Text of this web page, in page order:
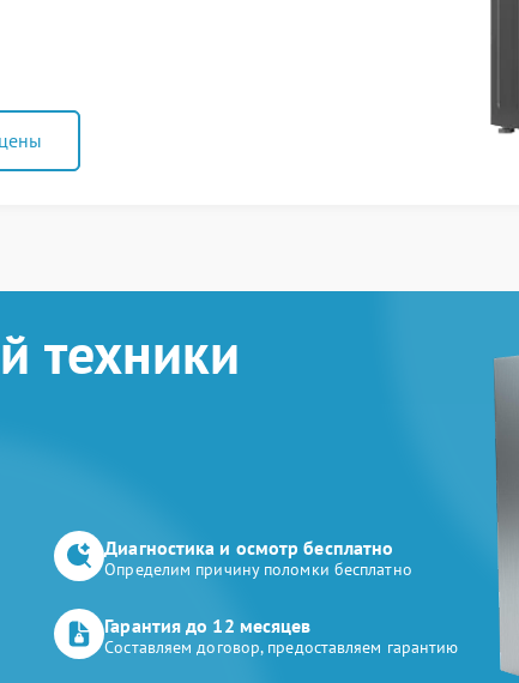
техники
Диагностика и осмотр бесплатно
Определим причину поломки бесплатно
Гарантия до 12 месяцев
Составляем договор, предоставляем гарантию